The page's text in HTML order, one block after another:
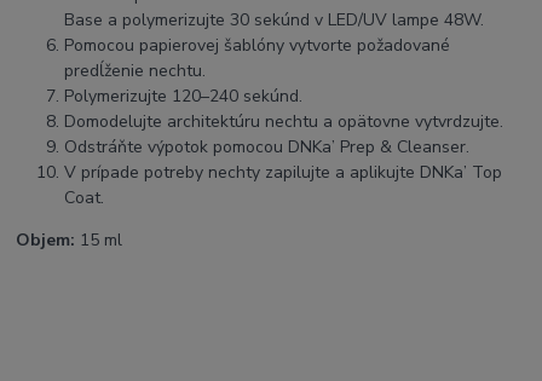
Base a polymerizujte 30 sekúnd v LED/UV lampe 48W.
Pomocou papierovej šablóny vytvorte požadované
predĺženie nechtu.
Polymerizujte 120–240 sekúnd.
Domodelujte architektúru nechtu a opätovne vytvrdzujte.
Odstráňte výpotok pomocou DNKa’ Prep & Cleanser.
V prípade potreby nechty zapilujte a aplikujte DNKa’ Top
Coat.
Objem: 15 ml